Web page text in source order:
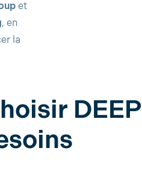
et
, en
la
DEEP